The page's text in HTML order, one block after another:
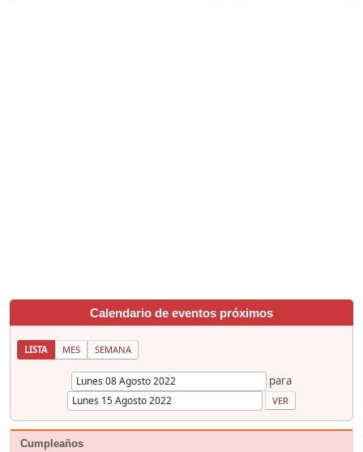
Calendario de eventos próximos
LISTA MES SEMANA
para
Cumpleaños